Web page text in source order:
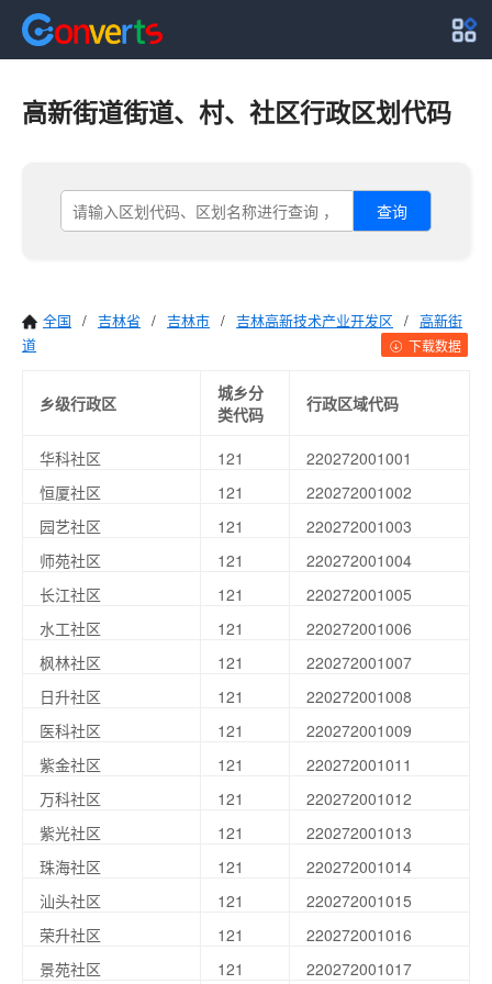
高新街道街道、村、社区行政区划代码
查询
全国 / 吉林省 / 吉林市 / 吉林高新技术产业开发区 / 高新街
道
下载数据
乡级行政区
城乡分
类代码
行政区域代码
华科社区 121
220272001001
恒厦社区
121
220272001002
园艺社区
121
220272001003
师苑社区
121
220272001004
长江社区
121
220272001005
水工社区
121
220272001006
枫林社区
121
220272001007
日升社区
121
220272001008
医科社区
121
220272001009
紫金社区
121
220272001011
万科社区
121
220272001012
紫光社区
121
220272001013
珠海社区
121
220272001014
汕头社区
121
220272001015
荣升社区
121
220272001016
景苑社区
121 220272001017